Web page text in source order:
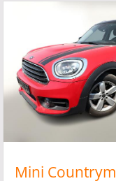
Raumwunder
40 Jahren
Namen und rettete
ein so großer
zu finden sind.
individuellen
Mini